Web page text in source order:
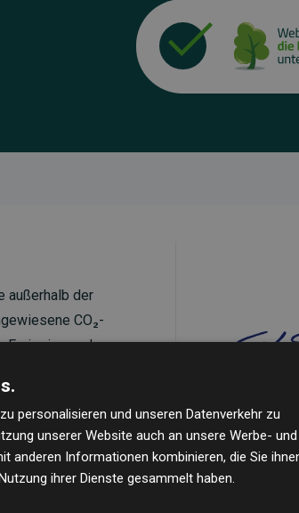
außerhalb der
CO₂-
Emissionen der
Informationen
Initiative
personalisieren und unseren Datenverkehr zu
unserer Website auch an unsere Werbe- und
anderen Informationen kombinieren, die Sie
ihrer Dienste gesammelt haben.